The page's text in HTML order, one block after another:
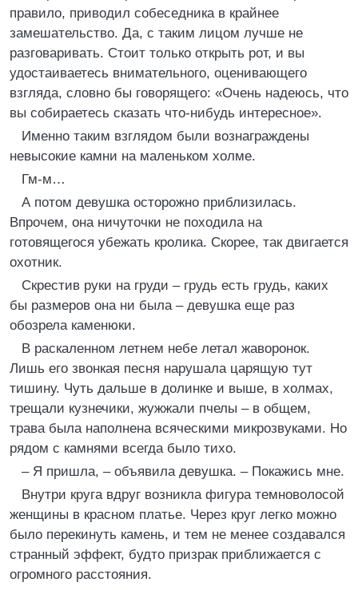
правило, приводил собеседника в крайнее
замешательство. Да, с таким лицом лучше не
разговаривать. Стоит только открыть рот, и вы
удостаиваетесь внимательного, оценивающего
взгляда, словно бы говорящего: «Очень надеюсь, что
вы собираетесь сказать что-нибудь интересное».
Именно таким взглядом были вознаграждены
невысокие камни на маленьком холме.
Гм-м…
А потом девушка осторожно приблизилась.
Впрочем, она ничуточки не походила на
готовящегося убежать кролика. Скорее, так двигается
охотник.
Скрестив руки на груди – грудь есть грудь, каких
бы размеров она ни была – девушка еще раз
обозрела каменюки.
В раскаленном летнем небе летал жаворонок.
Лишь его звонкая песня нарушала царящую тут
тишину. Чуть дальше в долинке и выше, в холмах,
трещали кузнечики, жужжали пчелы – в общем,
трава была наполнена всяческими микрозвуками. Но
рядом с камнями всегда было тихо.
– Я пришла, – объявила девушка. – Покажись мне.
Внутри круга вдруг возникла фигура темноволосой
женщины в красном платье. Через круг легко можно
было перекинуть камень, и тем не менее создавался
странный эффект, будто призрак приближается с
огромного расстояния.